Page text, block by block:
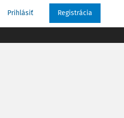
Prihlásiť Registrácia